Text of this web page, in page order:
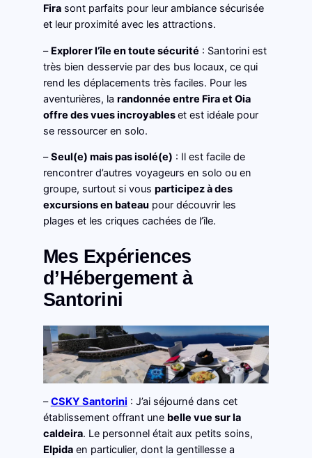
Firasont parfaits pour leur ambiance sécurisée
et leur proximité avec les attractions.
– Explorer l’île en toute sécurité : Santorini est
très bien desservie par des bus locaux, ce qui
rend les déplacements très faciles. Pour les
aventurières, la randonnée entre Fira et Oia
offre des vues incroyableset est idéale pour
se ressourcer en solo.
–Seul(e) mais pas isolé(e) : Il est facile de
rencontrer d’autres voyageurs en solo ou en
groupe, surtout si vous participez à des
excursions en bateaupour découvrir les
plages et les criques cachées de l’île.
Mes Expériences
d’Hébergement à
Santorini
–CSKY Santorini : J’ai séjourné dans cet
établissement offrant une belle vue sur la
caldeira. Le personnel était aux petits soins,
Elpidaen particulier, dont la gentillesse a